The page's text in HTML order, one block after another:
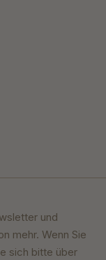
und
mehr. Wenn Sie
sich bitte über